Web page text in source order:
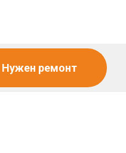
Нужен ремонт